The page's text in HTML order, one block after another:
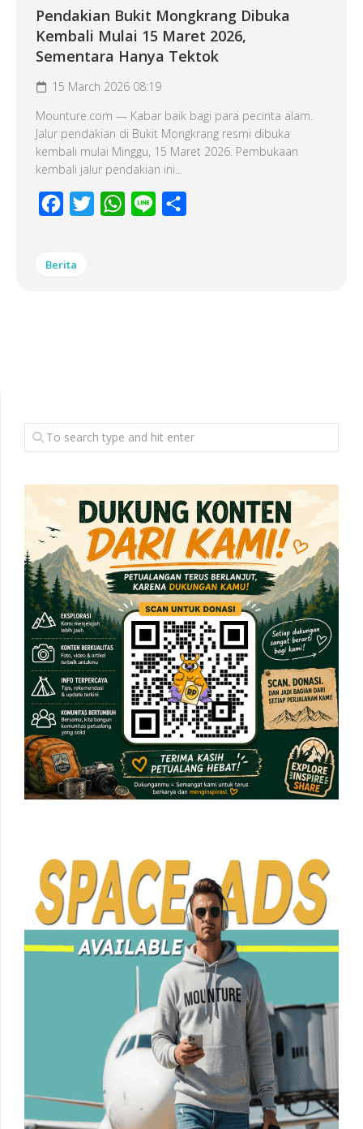
Pendakian Bukit Mongkrang Dibuka
Kembali Mulai 15 Maret 2026,
Sementara Hanya Tektok
15 March 2026 08:19
Mounture.com — Kabar baik bagi para pecinta alam.
Jalur pendakian di Bukit Mongkrang resmi dibuka
kembali mulai Minggu, 15 Maret 2026. Pembukaan
kembali jalur pendakian ini...
Facebook
Twitter WhatsApp
Line
Berita